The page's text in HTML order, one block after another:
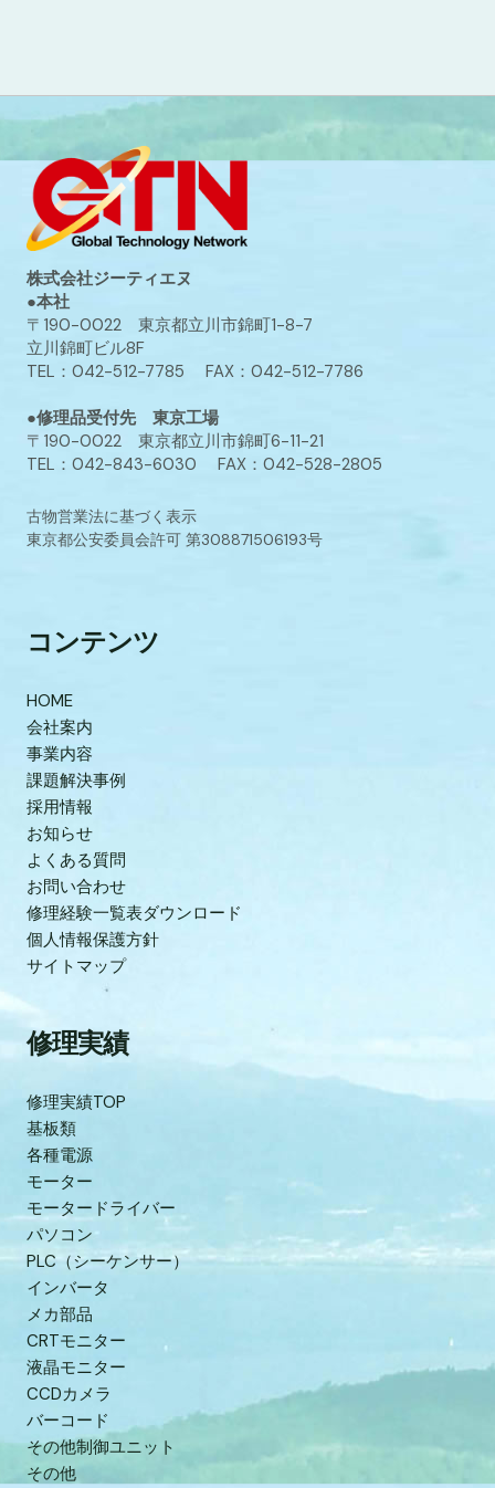
株式会社ジーティエヌ
●本社
〒190-0022 東京都立川市錦町1-8-7
立川錦町ビル8F
TEL：042-512-7785 FAX：042-512-7786
●修理品受付先 東京工場
〒190-0022 東京都立川市錦町6-11-21
TEL：042-843-6030 FAX：042-528-2805
古物営業法に基づく表示
東京都公安委員会許可 第308871506193号
コンテンツ
HOME
会社案内
事業内容
課題解決事例
採用情報
お知らせ
よくある質問
お問い合わせ
修理経験一覧表ダウンロード
個人情報保護方針
サイトマップ
修理実績
修理実績TOP
基板類
各種電源
モーター
モータードライバー
パソコン
PLC（シーケンサー）
インバータ
メカ部品
CRTモニター
液晶モニター
CCDカメラ
バーコード
その他制御ユニット
その他